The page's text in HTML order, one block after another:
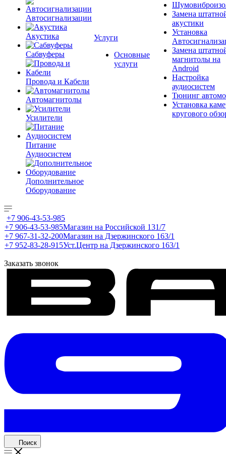
Автосигнализации
Акустика
Сабвуферы
Провода и Кабели
Автомагнитолы
Усилители
Питание
Аудиосистем
Дополнительное
Оборудование
Услуги
Основные
услуги
Замена
акустики
Установка
Замена
магнитолы на
Android
Настройка
аудиосистем
Тюнинг
Установка
кругового
+7 906-43-53-985
+7 906-43-53-985Магазин на Российской 131/7
+7 967-31-32-200Магазин на Дзержинского 163/1
+7 952-83-28-915Уст.Центр на Дзержинского 163/1
Заказать звонок
Поиск